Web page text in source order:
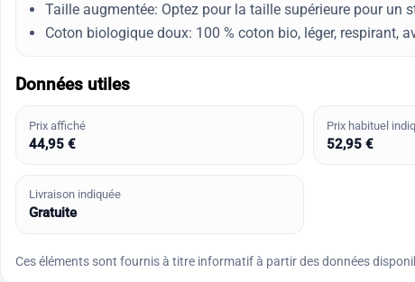
Taille augmentée: Optez pour la taille supérieure pour un
Coton biologique doux: 100 % coton bio, léger,
Données utiles
Prix affiché
44,95 €
Prix habituel
52,95 €
Livraison indiquée
Gratuite
Ces éléments sont fournis à titre informatif à partir des données